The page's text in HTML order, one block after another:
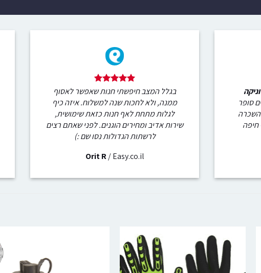
סופר
חיפה
בגלל המצב חיפשתי חנות שאפשר לאסוף
ממנה, ולא לחכות שנה למשלוח. איזה כיף
לגלות מתחת לאף חנות כזאת שימושית,
שירות אדיב ומחירים הוגנים. לפני שאתם רצים
לרשתות הגדולות נסו שם :)
Orit R /Easy.co.il